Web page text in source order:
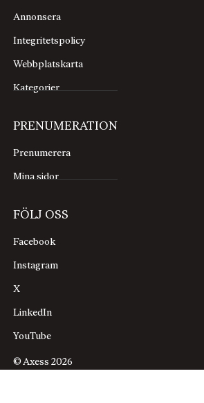
Annonsera
Integritetspolicy
Webbplatskarta
Kategorier
PRENUMERATION
Prenumerera
Mina sidor
FÖLJ OSS
Facebook
Instagram
X
LinkedIn
YouTube
© Axess 2026